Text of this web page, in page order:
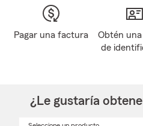
Pagar una factura
Obtén
de
¿Le gustaría